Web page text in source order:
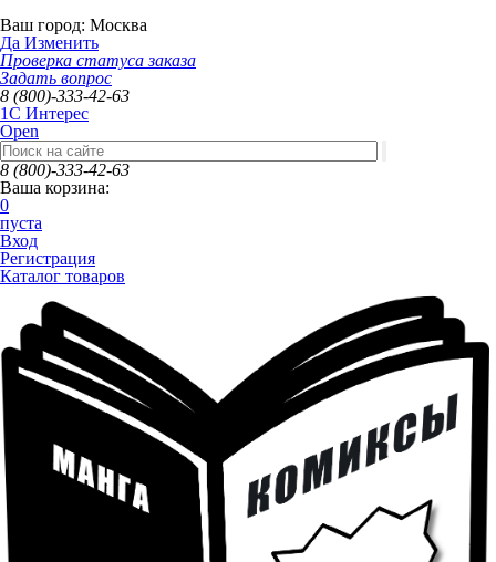
Ваш город: Москва
Да Изменить
Проверка статуса заказа
Задать вопрос
8 (800)-333-42-63
1C Интерес
Open
8 (800)-333-42-63
Ваша корзина:
0
пуста
Вход
Регистрация
Каталог товаров